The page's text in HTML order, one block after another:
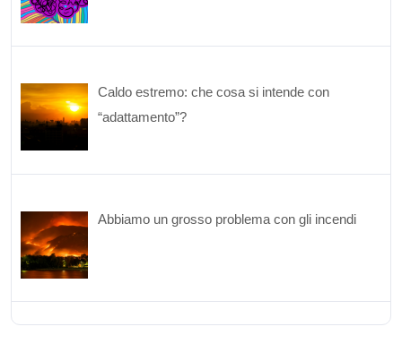
Caldo estremo: che cosa si intende con
“adattamento”?
Abbiamo un grosso problema con gli incendi